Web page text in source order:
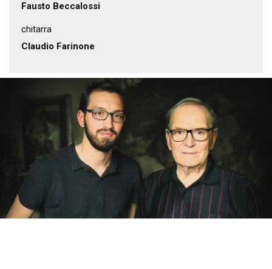
Fausto Beccalossi
chitarra
Claudio Farinone